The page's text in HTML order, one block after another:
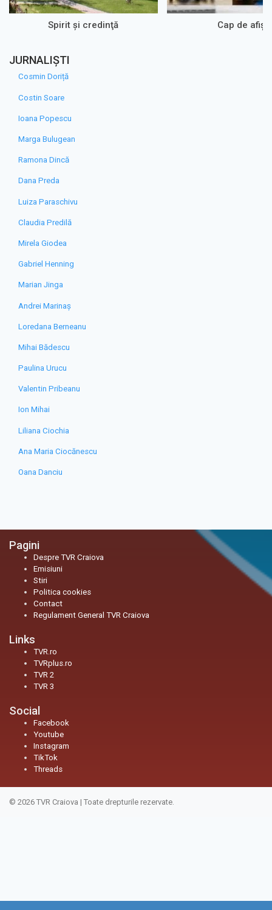
Spirit şi credinţă Cap de afiș
JURNALIȘTI
Cosmin Doriță
Costin Soare
Ioana Popescu
Marga Bulugean
Ramona Dincă
Dana Preda
Luiza Paraschivu
Claudia Predilă
Mirela Giodea
Gabriel Henning
Marian Jinga
Andrei Marinaș
Loredana Berneanu
Mihai Bădescu
Paulina Urucu
Valentin Pribeanu
Ion Mihai
Liliana Ciochia
Ana Maria Ciocănescu
Oana Danciu
Pagini
Despre TVR Craiova
Emisiuni
Stiri
Politica cookies
Contact
Regulament General TVR Craiova
Links
TVR.ro
TVRplus.ro
TVR 2
TVR 3
Social
Facebook
Youtube
Instagram
TikTok
Threads
© 2026 TVR Craiova | Toate drepturile rezervate.